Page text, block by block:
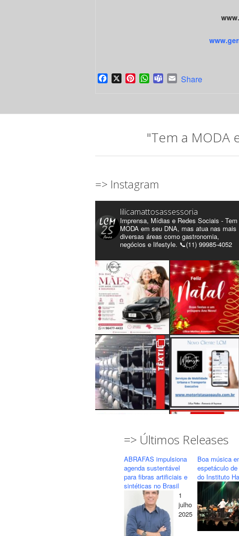
Facebook
X PinterestWhatsApp
TeamsEmail
Share
"Tem a MODA
=> Instagram
lilicamattosassessoria
Imprensa, Mídias e Redes Sociais -
MODA em seu DNA, mas atua nas mais
diversas áreas como gastronomia,
negócios e lifestyle. 📞(11) 99985-4052
Carregar mais... Seguir
=> Últimos Releases
ABRAFAS impulsiona
agenda sustentável
para fibras artificiais e
sintéticas no Brasil
1
julho
2025
Boa música
espetáculo
do Instituto